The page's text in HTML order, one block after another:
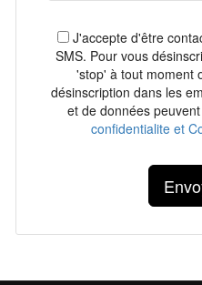
J'accepte d'être
SMS. Pour vous
'stop' à tout moment
désinscription dans les
et de données peuvent
confidentialite et